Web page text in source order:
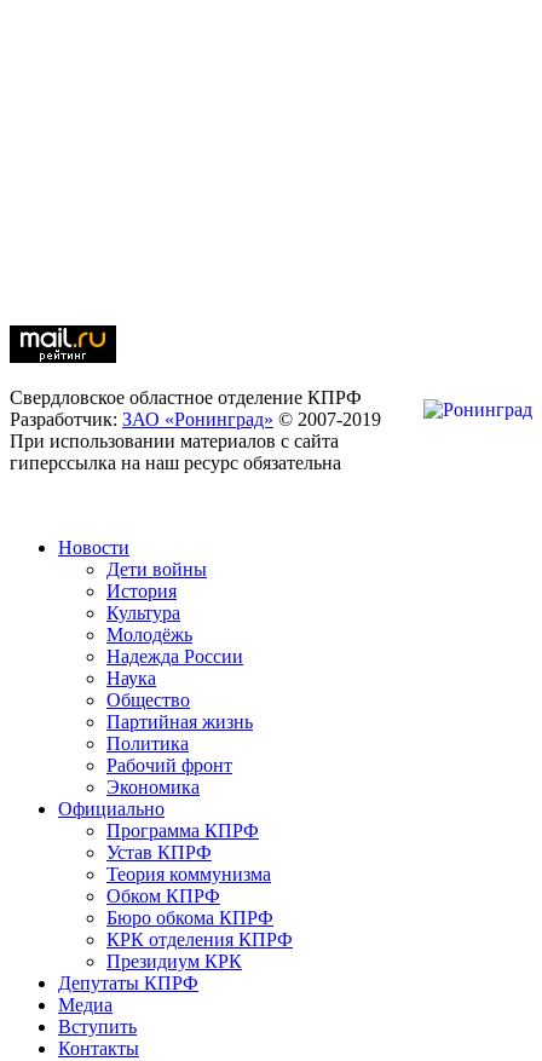
Свердловское областное отделение КПРФ
Разработчик: ЗАО «Ронинград» © 2007-2019
При использовании материалов с сайта
гиперссылка на наш ресурс обязательна
Новости
Дети войны
История
Культура
Молодёжь
Надежда России
Наука
Общество
Партийная жизнь
Политика
Рабочий фронт
Экономика
Официально
Программа КПРФ
Устав КПРФ
Теория коммунизма
Обком КПРФ
Бюро обкома КПРФ
КРК отделения КПРФ
Президиум КРК
Депутаты КПРФ
Медиа
Вступить
Контакты